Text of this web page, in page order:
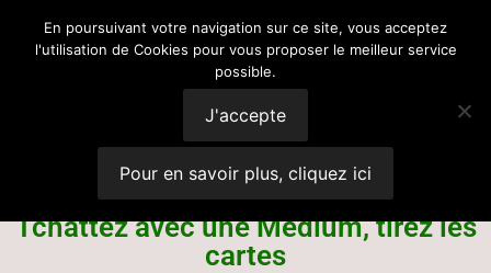
Voyance
Suisse
Tchattez avec une Médium, tirez les
cartes
En poursuivant votre navigation sur ce site, vous acceptez
l'utilisation de Cookies pour vous proposer le meilleur service
possible.
J'accepte
Pour en savoir plus, cliquez ici